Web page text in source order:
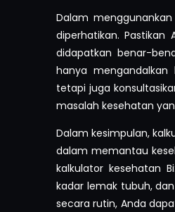
Dalam
diperhatikan.
didapatkan benar-
hanya
tetapi juga
masalah kesehatan
Dalam kesimpulan,
dalam memantau
kalkulator kesehatan
kadar lemak tubuh,
secara rutin, Anda